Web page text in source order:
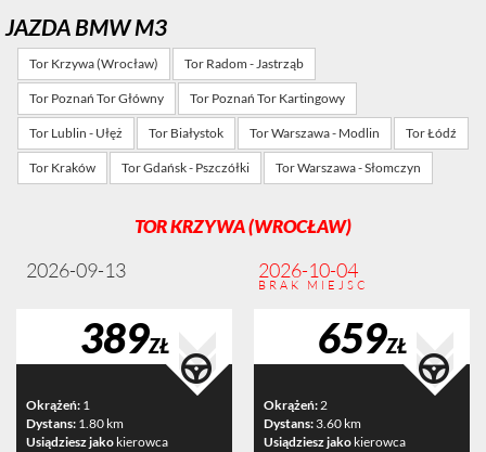
JAZDA BMW M3
Tor Krzywa (Wrocław) Tor Radom - Jastrząb
Tor Poznań Tor Główny Tor Poznań Tor Kartingowy
Tor Lublin - Ułęż Tor Białystok Tor Warszawa - Modlin Tor Łódź
Tor Kraków Tor Gdańsk - Pszczółki Tor Warszawa - Słomczyn
TOR KRZYWA (WROCŁAW)
2026-09-13 2026-10-04
BRAK MIEJSC
389ZŁ
Okrążeń: 1
Dystans: 1.80 km
Usiądziesz jako kierowca
659ZŁ
Okrążeń:2
Dystans: 3.60 km
Usiądziesz jako kierowca